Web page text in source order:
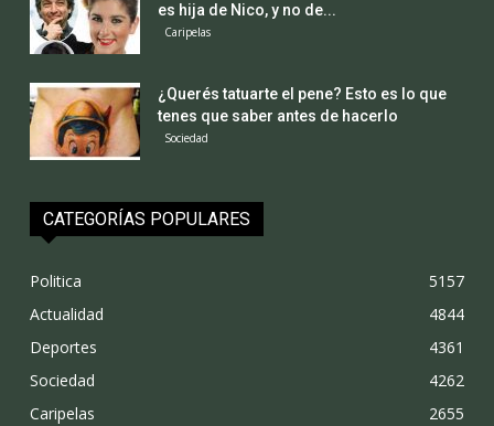
es hija de Nico, y no de...
Caripelas
¿Querés tatuarte el pene? Esto es lo que
tenes que saber antes de hacerlo
Sociedad
CATEGORÍAS POPULARES
Politica
5157
Actualidad
4844
Deportes
4361
Sociedad
4262
Caripelas
2655